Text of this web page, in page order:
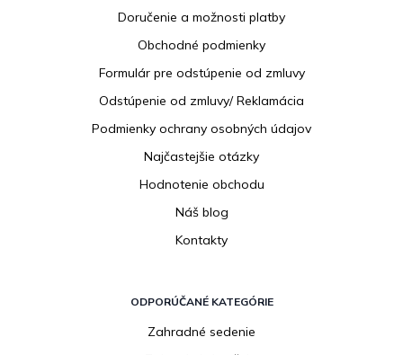
Doručenie a možnosti platby
Obchodné podmienky
Formulár pre odstúpenie od zmluvy
Odstúpenie od zmluvy/ Reklamácia
Podmienky ochrany osobných údajov
Najčastejšie otázky
Hodnotenie obchodu
Náš blog
Kontakty
ODPORÚČANÉ KATEGÓRIE
Zahradné sedenie